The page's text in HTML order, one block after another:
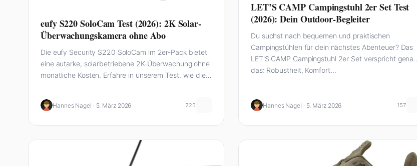
eufy S220 SoloCam Test (2026): 2K Solar-
Überwachungskamera ohne Abo
Die eufy Security S220 SoloCam im 2er-Pack bietet
eine autarke, solarbetriebene 2K-Überwachung ohne
monatliche Kosten. Erfahre in unserem Test, wie die
Hannes Nagel · 5. März 2026 225
LET’S CAMP Campingstuhl 2er Set Test
(2026): Dein Outdoor-Begleiter
Du suchst nach bequemen und praktischen
Campingstühlen für dein nächstes Abenteuer? Das
LET'S CAMP Campingstuhl 2er Set verspricht genau
das: Robustheit, Komfort…
Hannes Nagel · 5. März 2026 157